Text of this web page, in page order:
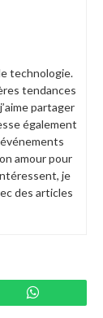
technologie.
tendances
partager
également
amour pour
je
des articles
WhatsApp